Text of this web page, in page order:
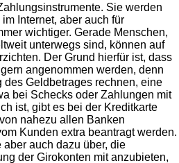
Sie werden
Internet, aber auch für
wichtiger. Gerade Menschen,
unterwegs sind, können auf
Der Grund hierfür ist, dass
angenommen werden, denn
Geldbetrages rechnen, eine
bei Schecks oder Zahlungen mit
ist, gibt es bei der Kreditkarte
nahezu allen Banken
Kunden extra beantragt werden.
auch dazu über, die
der Girokonten mit anzubieten,